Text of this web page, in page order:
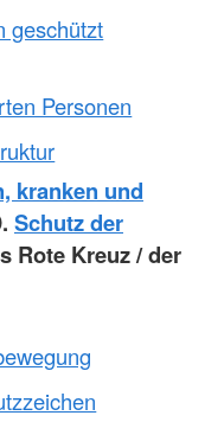
geschützt
Personen
kranken und
Schutz der
Rote Kreuz / der